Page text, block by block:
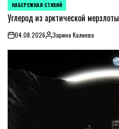
POSTED
IN
НАБЕРЕЖНАЯ СТИХИЙ
Углерод из арктической
on04.08.2026PostedЗарина Калиева